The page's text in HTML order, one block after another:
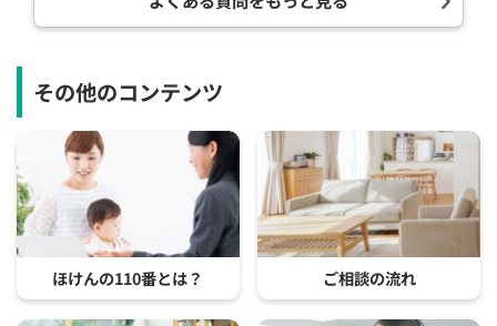
その他のコンテンツ
ほけんの110番とは？ ご相談の流れ